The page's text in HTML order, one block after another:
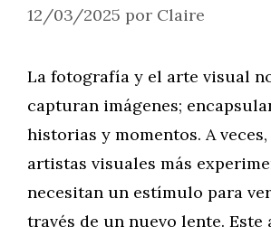
12/03/2025 por Claire
La fotografía y el arte visual
capturan imágenes;
historias y momentos. A
artistas visuales más
necesitan un estímulo para
través de un nuevo lente.